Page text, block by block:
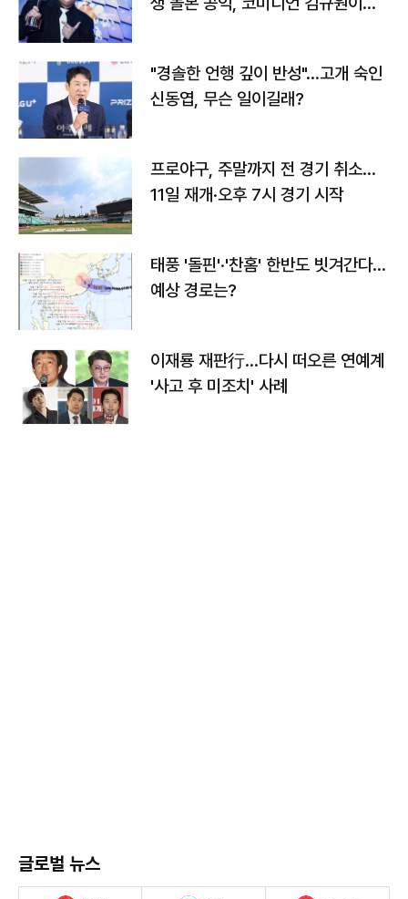
"경솔한 언행 깊이 반성"…고개 숙인
신동엽, 무슨 일이길래?
프로야구, 주말까지 전 경기 취소…
11일 재개·오후 7시 경기 시작
태풍 '돌핀'·'찬홈' 한반도 빗겨간다…
예상 경로는?
이재룡 재판行…다시 떠오른 연예계
'사고 후 미조치' 사례
글로벌 뉴스